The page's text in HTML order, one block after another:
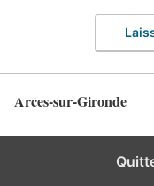
Arces-sur-Gironde